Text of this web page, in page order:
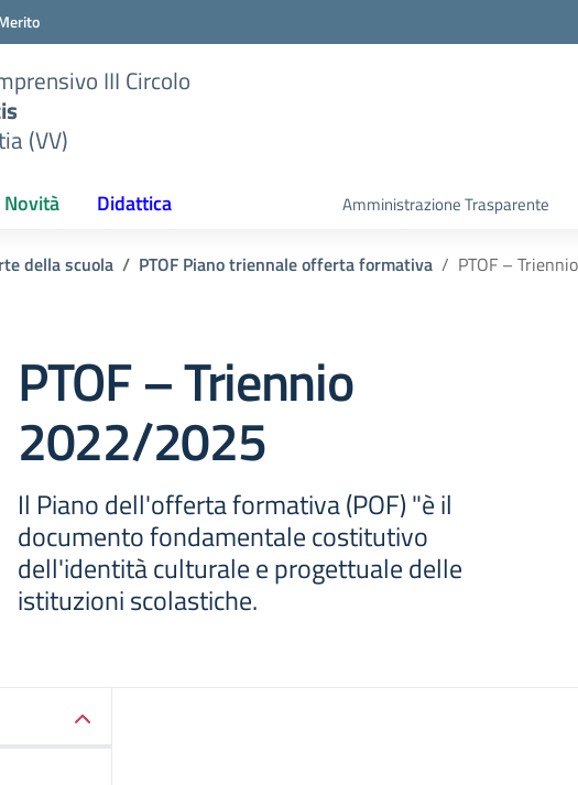
III Circolo
(VV)
Novità Didattica Amministrazione Trasparente
della scuola PTOF Piano triennale offerta formativa PTOF –
PTOF – Triennio
2022/2025
Il Piano dell'offerta formativa (POF) "è il
documento fondamentale costitutivo
dell'identità culturale e progettuale delle
istituzioni scolastiche.